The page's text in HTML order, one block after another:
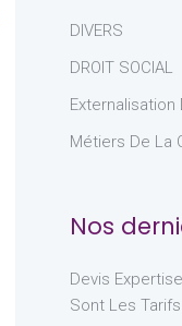
DIVERS
DROIT SOCIAL
Externalisation
Métiers De La
Nos
Devis
Sont Les